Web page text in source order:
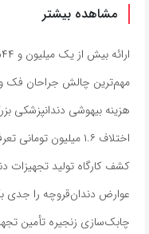
مشاهده بیشتر
ارائه بیش از یک میلیون و ۵۴۴ هزار خدمت سلامت به زائران اربعین
مهم‌ترین چالش جراحان فک و
هزینه بیهوشی دندانپزشکی
اختلاف ۱.۶ میلیون تومانی تعرفه جراحان فک و صورت
کشف کارگاه تولید تجهیزات
عوارض دندان‌قروچه را جدی
چابک‌سازی زنجیره تأمین